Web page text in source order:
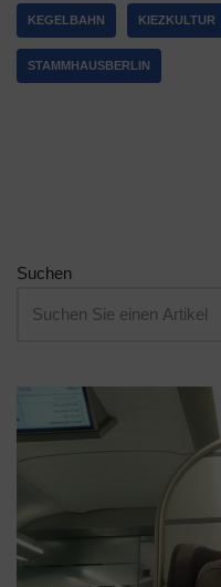
KEGELBAHN KIEZKULTUR
STAMMHAUSBERLIN
Suchen